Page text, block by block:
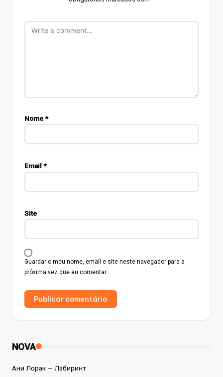
Nome*
Email *
Site
Guardar o meu nome, email e site neste navegador para a
próxima vez que eu comentar.
NOVA
Ани Лорак — Лабиринт